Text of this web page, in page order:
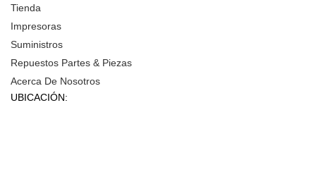
Tienda
Impresoras
Suministros
Repuestos Partes & Piezas
Acerca De Nosotros
UBICACIÓN: